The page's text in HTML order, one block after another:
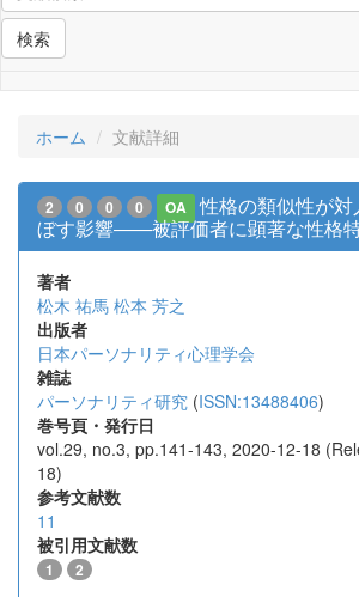
検索
ホーム 文献詳細
2 0 0 0 OA
性格の類似性が対
ぼす影響――被評価者に顕著な性格
著者
松木 祐馬 松本 芳之
出版者
日本パーソナリティ心理学会
雑誌
パーソナリティ研究 (ISSN:13488406)
巻号頁・発行日
vol.29, no.3, pp.141-143, 2020-12-18
18)
参考文献数
11
被引用文献数
1 2